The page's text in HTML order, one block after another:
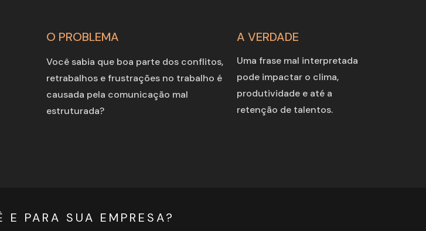
A VERDADE
O PROBLEMA
Uma frase mal interpretada
pode impactar o clima,
produtividade e até a
retenção de talentos.
Você sabia que boa parte dos conflitos,
retrabalhos e frustrações no trabalho é
causada pela comunicação mal
estruturada?
E PARA SUA EMPRESA?